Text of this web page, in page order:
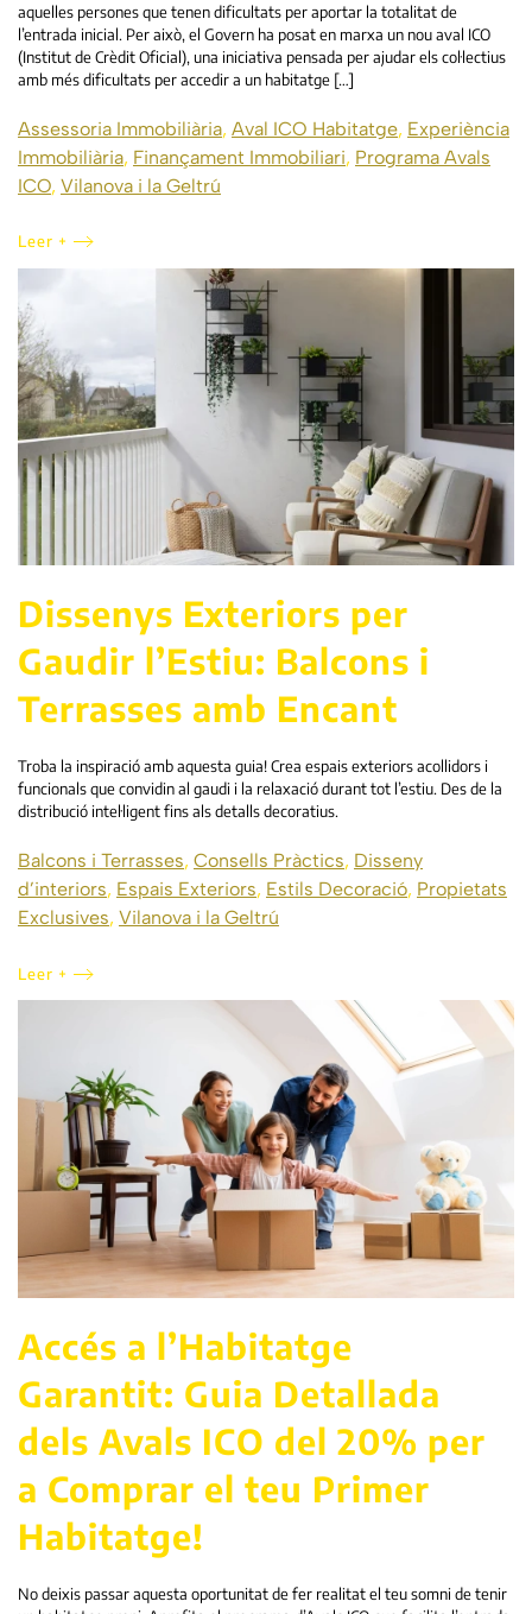
aquelles persones que tenen dificultats per aportar la totalitat de
l’entrada inicial. Per això, el Govern ha posat en marxa un nou aval ICO
(Institut de Crèdit Oficial), una iniciativa pensada per ajudar els col·lectius
amb més dificultats per accedir a un habitatge […]
Assessoria Immobiliària, Aval ICO Habitatge, Experiència
Immobiliària, Finançament Immobiliari, Programa Avals
ICO, Vilanova i la Geltrú
Leer +
Dissenys Exteriors per
Gaudir l’Estiu: Balcons i
Terrasses amb Encant
Troba la inspiració amb aquesta guia! Crea espais exteriors acollidors i
funcionals que convidin al gaudi i la relaxació durant tot l’estiu. Des de la
distribució intel·ligent fins als detalls decoratius.
Balcons i Terrasses, Consells Pràctics, Disseny
d’interiors, Espais Exteriors, Estils Decoració, Propietats
Exclusives, Vilanova i la Geltrú
Leer +
Accés a l’Habitatge
Garantit: Guia Detallada
dels Avals ICO del 20% per
a Comprar el teu Primer
Habitatge!
No deixis passar aquesta oportunitat de fer realitat el teu somni de tenir